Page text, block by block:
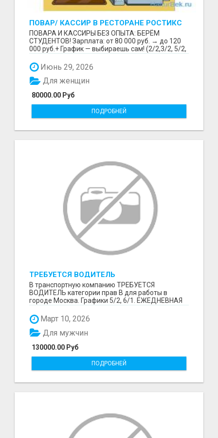
ПОВАР/ КАССИР В РЕСТОРАНЕ РОСТИКС
(КФС)
ПОВАРА И КАССИРЫ БЕЗ ОПЫТА: БЕРЁМ
СТУДЕНТОВ! Зарплата: от 80 000 руб. → до 120
000 руб.+ График — выбираешь сам! (2/2,3/2, 5/2,
Июнь 29, 2026
80000.00 Руб
Для женщин
ПОДРОБНЕЙ
ТРЕБУЕТСЯ ВОДИТЕЛЬ
В транспортную компанию ТРЕБУЕТСЯ
ВОДИТЕЛЬ категории прав В для работы в
городе Москва. Графики 5/2, 6/1. ЕЖЕДНЕВНАЯ
Март 10, 2026
130000.00 Руб
Для мужчин
ПОДРОБНЕЙ